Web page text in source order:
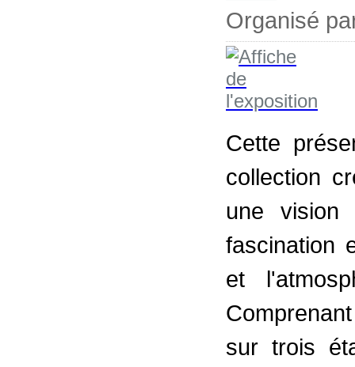
Organisé
Cette
collection
une vision
fascination
et
sur trois